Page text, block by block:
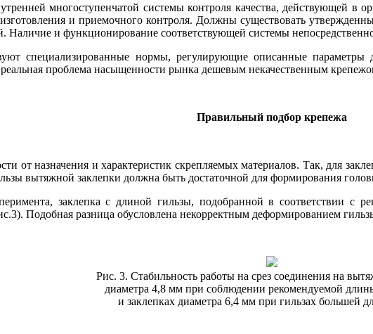
многоступенчатой системы контроля качества, действующей в
и приемочного контроля. Должны существовать
Наличие и функционирование соответствующей системы
специализированные нормы, регулирующие описанные параметры
проблема насыщенности рынка дешевым некачественным
Правильный подбор крепежа
от назначения и характеристик скрепляемых материалов. Так, для
вытяжной заклепки должна быть достаточной для формирования
заклепка с длиной гильзы, подобранной в соответствии с
Подобная разница обусловлена некорректным деформированием
Рис. 3. Стабильность работы на срез соединения на
диаметра 4,8 мм при соблюдении рекомендуемой
и заклепках диаметра 6,4 мм при гильзах большей